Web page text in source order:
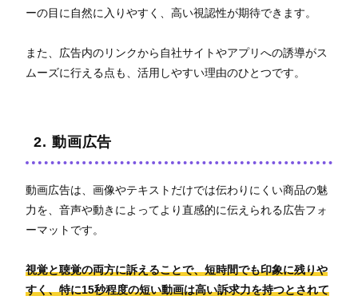
ーの目に自然に入りやすく、高い視認性が期待できます。
また、広告内のリンクから自社サイトやアプリへの誘導がス
ムーズに行える点も、活用しやすい理由のひとつです。
2. 動画広告
動画広告は、画像やテキストだけでは伝わりにくい商品の魅
力を、音声や動きによってより直感的に伝えられる広告フォ
ーマットです。
視覚と聴覚の両方に訴えることで、短時間でも印象に残りや
すく、特に15秒程度の短い動画は高い訴求力を持つとされて